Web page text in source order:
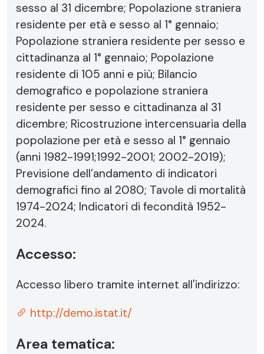
sesso al 31 dicembre; Popolazione straniera
residente per età e sesso al 1° gennaio;
Popolazione straniera residente per sesso e
cittadinanza al 1° gennaio; Popolazione
residente di 105 anni e più; Bilancio
demografico e popolazione straniera
residente per sesso e cittadinanza al 31
dicembre; Ricostruzione intercensuaria della
popolazione per età e sesso al 1° gennaio
(anni 1982-1991;1992-2001; 2002-2019);
Previsione dell’andamento di indicatori
demografici fino al 2080; Tavole di mortalità
1974-2024; Indicatori di fecondità 1952-
2024.
Accesso:
Accesso libero tramite internet all'indirizzo:
http://demo.istat.it/
Area tematica: